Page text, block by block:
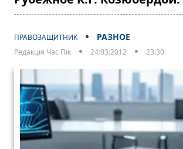
ПРАВОЗАЩИТНИК РАЗНОЕ
Редакція Час Пік 24:03:2012 23:30